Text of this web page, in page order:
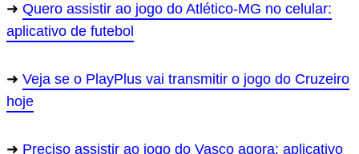
Quero assistir ao jogo do Atlético-MG no celular:
aplicativo de futebol
Veja se o PlayPlus vai transmitir o jogo do Cruzeiro
hoje
Preciso assistir ao jogo do Vasco agora: aplicativo